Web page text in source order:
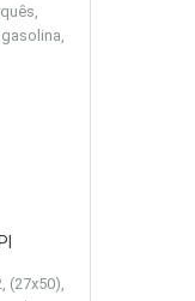
(27x50),